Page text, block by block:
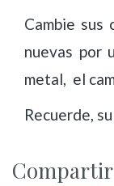
Cambie sus
nuevas por
metal, el
Recuerde,